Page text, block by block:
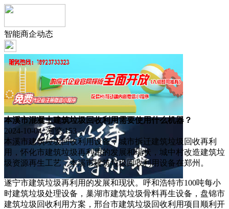
智能商企动态
本溪市混凝土建筑垃圾回收利用需要使用什么机器？
2024-10-04 浏览:153
本溪市建筑垃圾回收利用设备，城市拆迁建筑垃圾回收再利
用，怀化市建筑垃圾再利用的发展和现状，城中村改造建筑垃
圾资源再生工艺，本溪市建筑垃圾回收利用设备在郑州。
遂宁市建筑垃圾再利用的发展和现状。呼和浩特市100吨每小
时建筑垃圾处理设备，巢湖市建筑垃圾骨料再生设备，盘锦市
建筑垃圾回收利用方案，邢台市建筑垃圾回收利用项目顺利开